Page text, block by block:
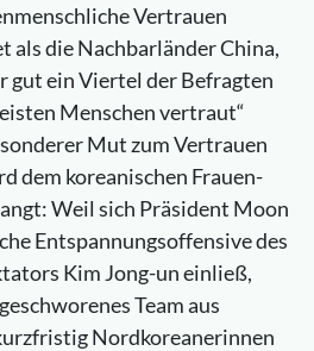
Vertrauen
als die Nachbarländer China,
gut ein Viertel der Befragten
Menschen vertraut“
Mut zum Vertrauen
dem koreanischen Frauen-
Weil sich Präsident Moon
Entspannungsoffensive des
Kim Jong-un einließ,
Team aus
Nordkoreanerinnen